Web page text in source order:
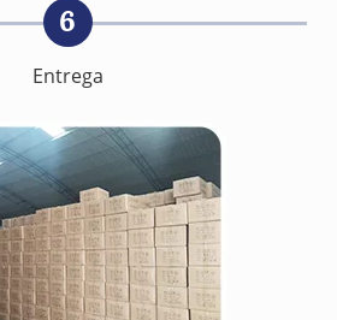
6
Entrega